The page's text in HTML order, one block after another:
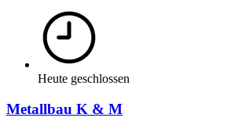
Heute geschlossen
Metallbau K & M